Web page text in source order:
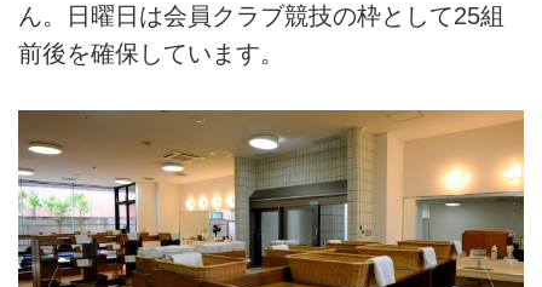
ん。日曜日は会員クラブ競技の枠として25組
前後を確保しています。